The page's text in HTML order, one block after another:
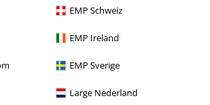
EMP Schweiz
EMP Ireland
EMP Sverige
Large Nederland
newsletter d’EMP et que mes données
sur ses produits. Mes données seront traitées